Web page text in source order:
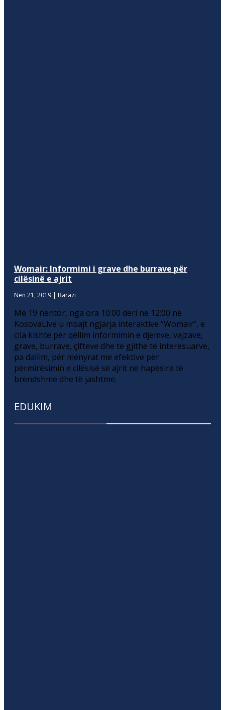
Womair: Informimi i grave dhe burrave për
cilësinë e ajrit
Nën 21, 2019 | Barazi
Më 19 nëntor, nga ora 10:00 deri në 12:00 në
KosovaLive u mbajt ngjarja interaktive “Womair”, e
cila kishte për qëllim informimin e djemve, vajzave,
grave, burrave, çifteve dhe të gjithë të interesuarve,
pa dallim, për mënyrat më efektive për
përmirësimin e cilësisë së ajrit në hapësira të
brendshme dhe të jashtme.
EDUKIM